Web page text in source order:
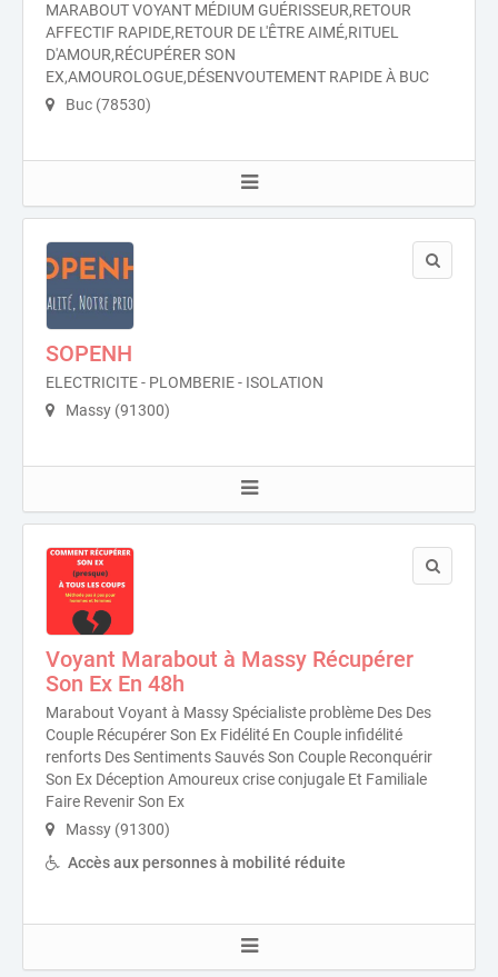
MARABOUT VOYANT MÉDIUM GUÉRISSEUR,RETOUR
AFFECTIF RAPIDE,RETOUR DE L'ÊTRE AIMÉ,RITUEL
D'AMOUR,RÉCUPÉRER SON
EX,AMOUROLOGUE,DÉSENVOUTEMENT RAPIDE À BUC
Buc (78530)
SOPENH
ELECTRICITE - PLOMBERIE - ISOLATION
Massy (91300)
Voyant Marabout à Massy Récupérer
Son Ex En 48h
Marabout Voyant à Massy Spécialiste problème Des Des
Couple Récupérer Son Ex Fidélité En Couple infidélité
renforts Des Sentiments Sauvés Son Couple Reconquérir
Son Ex Déception Amoureux crise conjugale Et Familiale
Faire Revenir Son Ex
Massy (91300)
Accès aux personnes à mobilité réduite